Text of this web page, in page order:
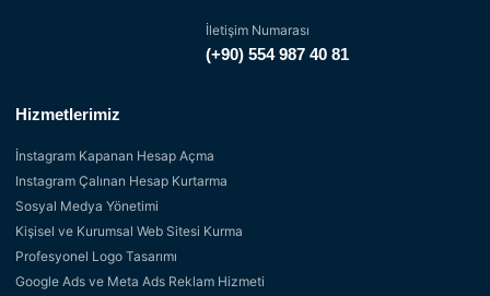
İletişim Numarası
(+90) 554 987 40 81
Hizmetlerimiz
İnstagram Kapanan Hesap Açma
Instagram Çalınan Hesap Kurtarma
Sosyal Medya Yönetimi
Kişisel ve Kurumsal Web Sitesi Kurma
Profesyonel Logo Tasarımı
Google Ads ve Meta Ads Reklam Hizmeti